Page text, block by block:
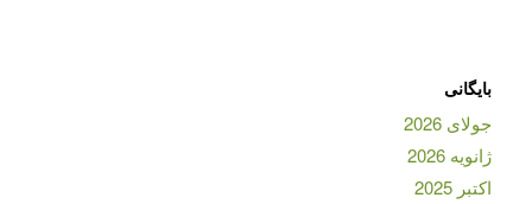
بایگانی
جولای 2026
ژانویه 2026
اکتبر 2025